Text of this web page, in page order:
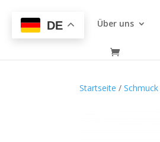
Über uns
Startseite /Schmuck
DE